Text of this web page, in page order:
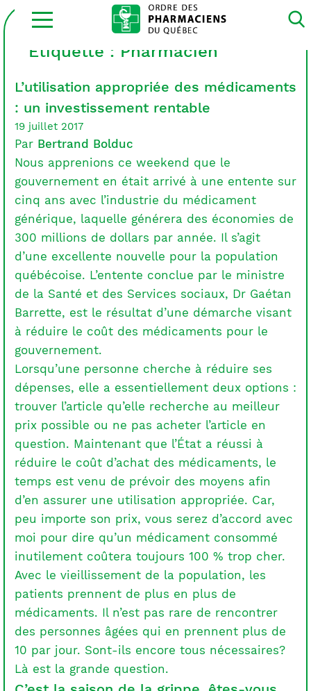
Ouvrir
la
site
Étiquette : Pharmacien
L’utilisation appropriée des médicaments
: un investissement rentable
19 juillet 2017
Par Bertrand Bolduc
Nous apprenions ce weekend que le
gouvernement en était arrivé à une entente sur
cinq ans avec l’industrie du médicament
générique, laquelle générera des économies de
300 millions de dollars par année. Il s’agit
d’une excellente nouvelle pour la population
québécoise. L’entente conclue par le ministre
de la Santé et des Services sociaux, Dr Gaétan
Barrette, est le résultat d’une démarche visant
à réduire le coût des médicaments pour le
gouvernement.
Lorsqu’une personne cherche à réduire ses
dépenses, elle a essentiellement deux options :
trouver l’article qu’elle recherche au meilleur
prix possible ou ne pas acheter l’article en
question. Maintenant que l’État a réussi à
réduire le coût d’achat des médicaments, le
temps est venu de prévoir des moyens afin
d’en assurer une utilisation appropriée. Car,
peu importe son prix, vous serez d’accord avec
moi pour dire qu’un médicament consommé
inutilement coûtera toujours 100 % trop cher.
Avec le vieillissement de la population, les
patients prennent de plus en plus de
médicaments. Il n’est pas rare de rencontrer
des personnes âgées qui en prennent plus de
10 par jour. Sont-ils encore tous nécessaires?
Là est la grande question.